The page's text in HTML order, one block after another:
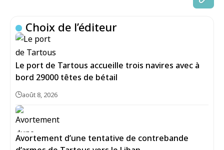
Choix de l’éditeur
Le port de Tartous accueille trois navires avec à
bord 29000 têtes de bétail
août 8, 2026
Avortement d’une tentative de contrebande